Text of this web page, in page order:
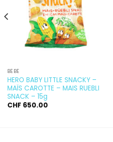
wishlist
BÉBÉ
HERO BABY LITTLE SNACKY –
MAÏS CAROTTE – MAIS RUEBLI
SNACK – 15g
CHF 650.00